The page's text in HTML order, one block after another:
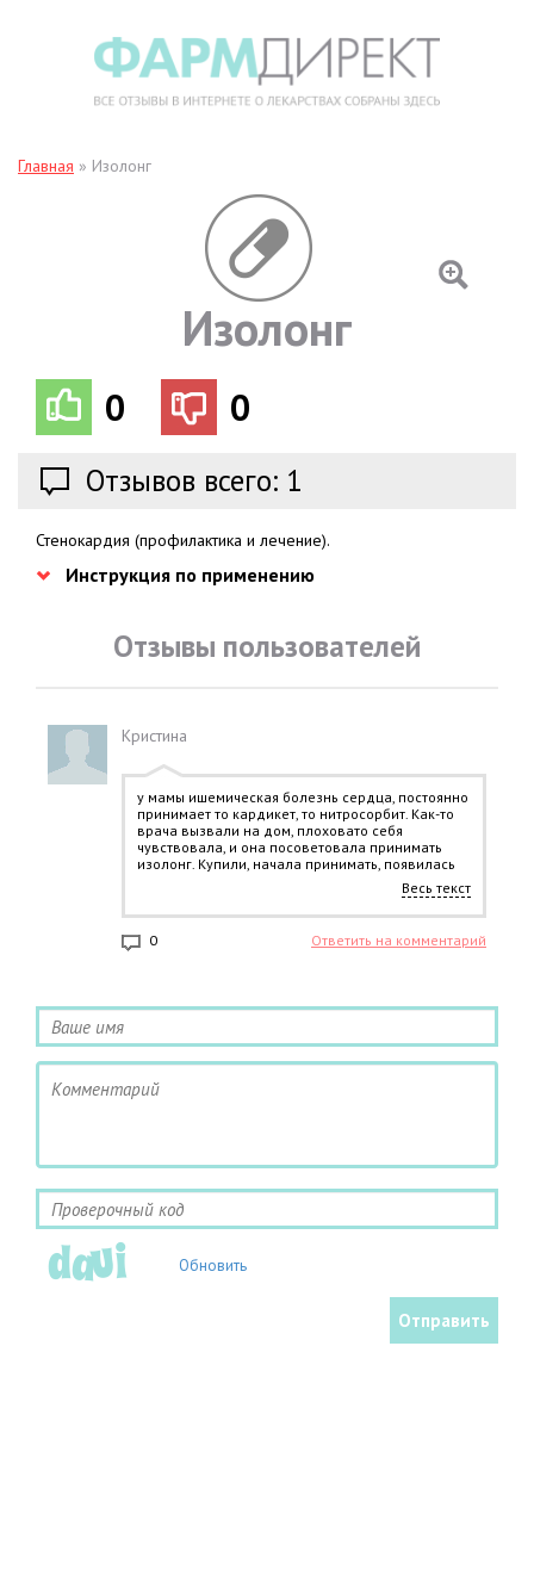
Главная » Изолонг
Изолонг
0 0
Отзывов всего: 1
Стенокардия (профилактика и лечение).
Инструкция по применению
Отзывы пользователей
Кристина
у мамы ишемическая болезнь сердца, постоянно
принимает то кардикет, то нитросорбит. Как-то
врача вызвали на дом, плоховато себя
чувствовала, и она посоветовала принимать
изолонг. Купили, начала принимать, появилась
сильная головная боль и дискомфорт в области
сердца. Подскочило давление. Вызвали скорую,
приступ сняли. Но опять вынуждена была
перейти на свои препараты, хотя вроде бы тот
же нитрат.
Весь текст
0 Ответить на комментарий
Обновить